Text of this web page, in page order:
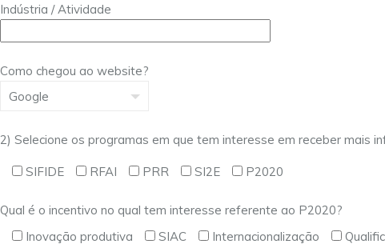
Indústria / Atividade
Como chegou ao website?
2) Selecione os programas em que tem interesse em receber mais
SIFIDE RFAI PRR SI2E P2020
Qual é o incentivo no qual tem interesse referente ao P2020?
Inovação produtiva
SIAC Internacionalização